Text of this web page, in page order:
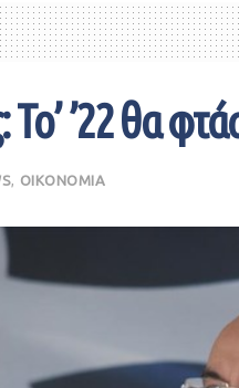
Το’ ’22 θα
ΟΙΚΟΝΟΜΙΑ